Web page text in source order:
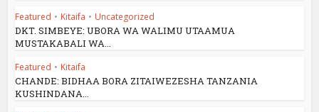
Featured • Kitaifa • Uncategorized
DKT. SIMBEYE: UBORA WA WALIMU UTAAMUA
MUSTAKABALI WA...
Featured • Kitaifa
CHANDE: BIDHAA BORA ZITAIWEZESHA TANZANIA
KUSHINDANA...